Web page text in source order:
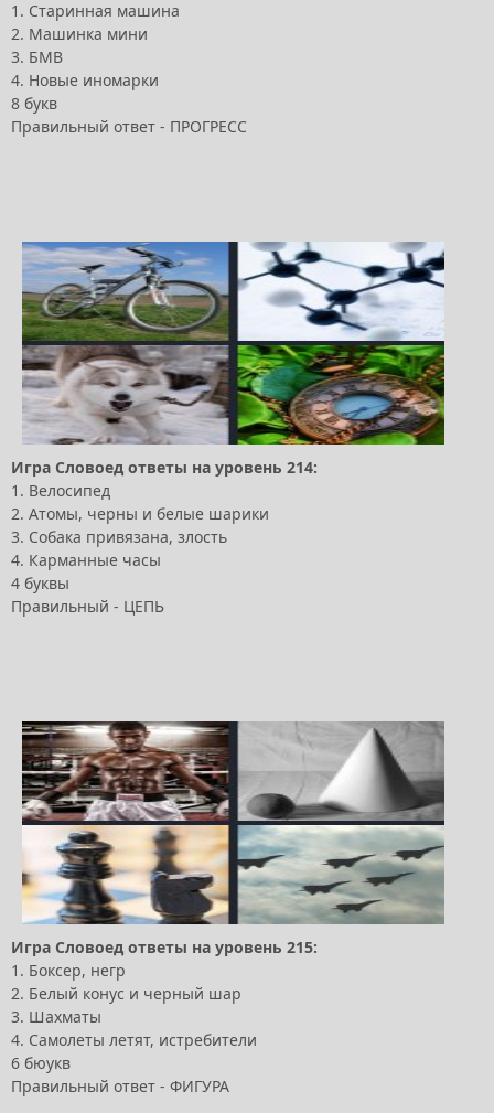
1. Старинная машина
2. Машинка мини
3. БМВ
4. Новые иномарки
8 букв
Правильный ответ - ПРОГРЕСС
Игра Словоед ответы на уровень 214:
1. Велосипед
2. Атомы, черны и белые шарики
3. Собака привязана, злость
4. Карманные часы
4 буквы
Правильный - ЦЕПЬ
Игра Словоед ответы на уровень 215:
1. Боксер, негр
2. Белый конус и черный шар
3. Шахматы
4. Самолеты летят, истребители
6 бюукв
Правильный ответ - ФИГУРА